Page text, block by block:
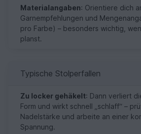
Materialangaben: Orientiere dich
Garnempfehlungen und
pro Farbe) – besonders wichtig,
planst.
Typische Stolperfallen
Zu locker gehäkelt: Dann verliert
Form und wirkt schnell „schlaff“ –
Nadelstärke und arbeite an einer
Spannung.